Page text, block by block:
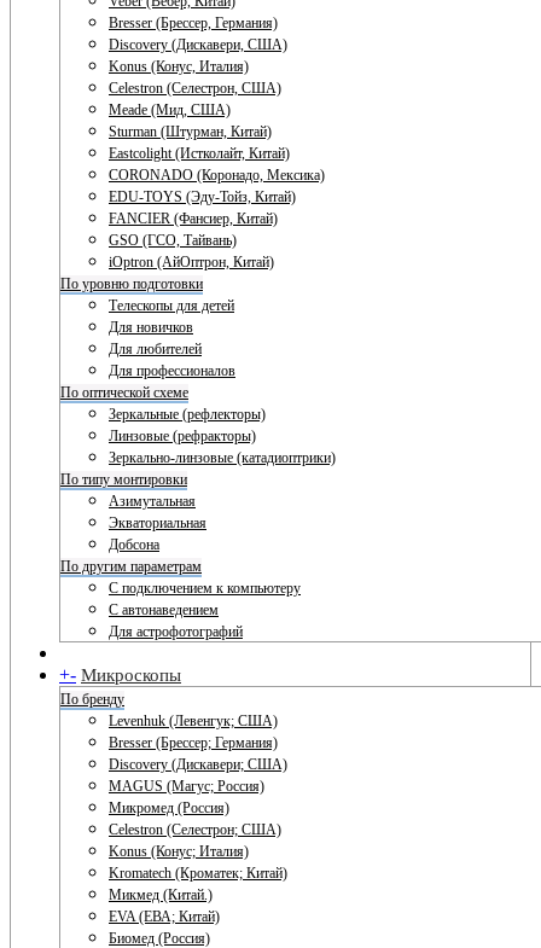
Bresser (Брессер, Германия)
Discovery (Дискавери, США)
Konus (Конус, Италия)
Celestron (Селестрон, США)
Meade (Мид, США)
Sturman (Штурман, Китай)
Eastcolight (Истколайт, Китай)
CORONADO (Коронадо, Мексика)
EDU-TOYS (Эду-Тойз, Китай)
FANCIER (Фансиер, Китай)
GSO (ГСО, Тайвань)
iOptron (АйОптрон, Китай)
По уровню подготовки
Телескопы для детей
Для новичков
Для любителей
Для профессионалов
По оптической схеме
Зеркальные (рефлекторы)
Линзовые (рефракторы)
Зеркально-линзовые (катадиоптрики)
По типу монтировки
Азимутальная
Экваториальная
Добсона
По другим параметрам
С подключением к компьютеру
С автонаведением
Для астрофотографий
+- Микроскопы
По бренду
Levenhuk (Левенгук; США)
Bresser (Брессер; Германия)
Discovery (Дискавери; США)
MAGUS (Магус; Россия)
Микромед (Россия)
Celestron (Селестрон; США)
Konus (Конус; Италия)
Kromatech (Кроматек; Китай)
Микмед (Китай.)
EVA (ЕВА; Китай)
Биомед (Россия)